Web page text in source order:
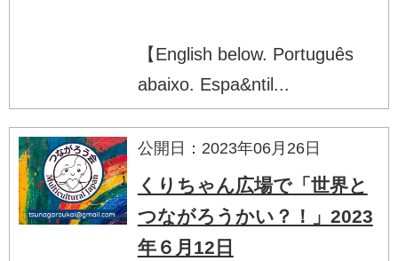
【English below. Português
abaixo. Espa&ntil...
公開日：2023年06月26日
くりちゃん広場で「世界と
つながろうかい？！」2023
年６月12日